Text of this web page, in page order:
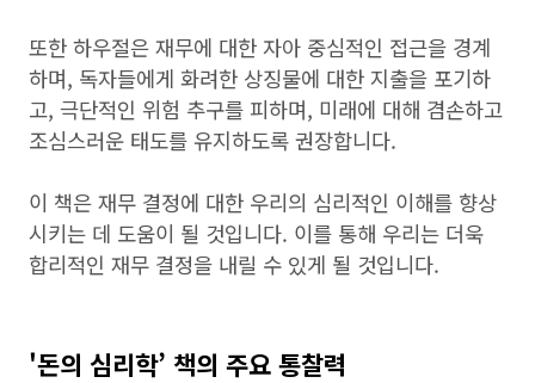
또한 하우절은 재무에 대한 자아 중심적인 접근을 경계
하며, 독자들에게 화려한 상징물에 대한 지출을 포기하
고, 극단적인 위험 추구를 피하며, 미래에 대해 겸손하고
조심스러운 태도를 유지하도록 권장합니다.
이 책은 재무 결정에 대한 우리의 심리적인 이해를 향상
시키는 데 도움이 될 것입니다. 이를 통해 우리는 더욱
합리적인 재무 결정을 내릴 수 있게 될 것입니다.
'돈의 심리학’ 책의 주요 통찰력